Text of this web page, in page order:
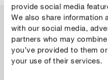
provide social media
We also share information
with our social media,
partners who may
you’ve provided to them
your use of their services.